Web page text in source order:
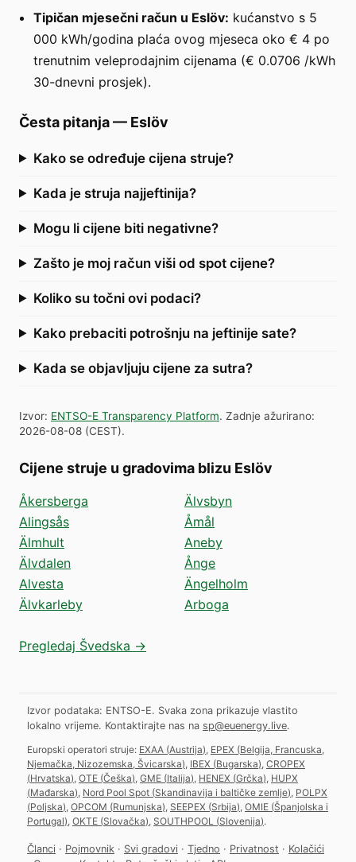
Tipičan mjesečni račun u Eslöv: kućanstvo s 5
000 kWh/godina plaća ovog mjeseca oko € 4 po
trenutnim veleprodajnim cijenama (€ 0.0706 /kWh
30-dnevni prosjek).
Česta pitanja— Eslöv
Kako se određuje cijena struje?
Kada je struja najjeftinija?
Mogu li cijene biti negativne?
Zašto je moj račun viši od spot cijene?
Koliko su točni ovi podaci?
Kako prebaciti potrošnju na jeftinije sate?
Kada se objavljuju cijene za sutra?
Izvor: ENTSO-E Transparency Platform. Zadnje ažurirano:
2026-08-08 (CEST).
Cijene struje u gradovima blizu Eslöv
Åkersberga
Alingsås
Älmhult
Älvdalen
Alvesta
Älvkarleby
Älvsbyn
Åmål
Aneby
Ånge
Ängelholm
Arboga
Pregledaj Švedska →
Izvor podataka: ENTSO-E. Svaka zona prikazuje vlastito
lokalno vrijeme. Kontaktirajte nas na sp@euenergy.live.
Europski operatori struje: EXAA (Austrija) EPEX (Belgija, Francuska,
Njemačka, Nizozemska, Švicarska) IBEX (Bugarska) CROPEX
(Hrvatska) OTE (Češka) GME (Italija) HENEX (Grčka) HUPX
(Mađarska) Nord Pool Spot (Skandinavija i baltičke zemlje) POLPX
(Poljska) OPCOM (Rumunjska) SEEPEX (Srbija) OMIE (Španjolska i
Portugal) OKTE (Slovačka) SOUTHPOOL (Slovenija).
Članci · Pojmovnik · Svi gradovi · Tjedno · Privatnost · Kolačići